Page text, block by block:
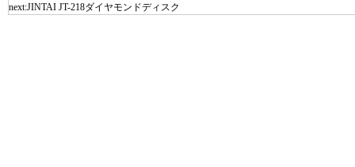
next:JINTAI JT-218ダイヤモンドディスク